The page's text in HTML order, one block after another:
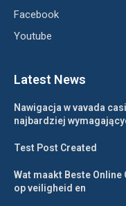
Facebook
Youtube
Latest News
Nawigacja w vavada
najbardziej
Test Post Created
Wat maakt Beste
op veiligheid en